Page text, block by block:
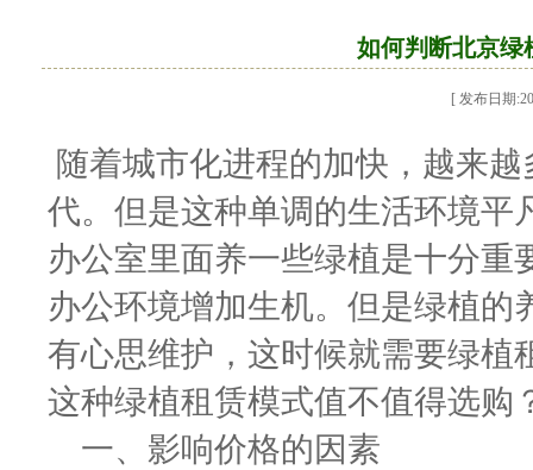
如何判断北京绿
[ 发布日期
随着城市化进程的加快，越来
代。但是这种单调的生活环境平
办公室里面养一些绿植是十分
办公环境增加生机。但是绿植
有心思维护，这时候就需要绿植
这种绿植租赁模式值不值得选购
一、影响价格的因素